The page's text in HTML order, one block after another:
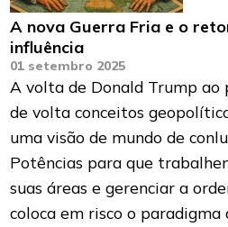
A nova Guerra Fria e o
influência
01 setembro 2025
A volta de Donald Trump ao
de volta conceitos
uma visão de mundo de
Potências para que
suas áreas e gerenciar a
coloca em risco o